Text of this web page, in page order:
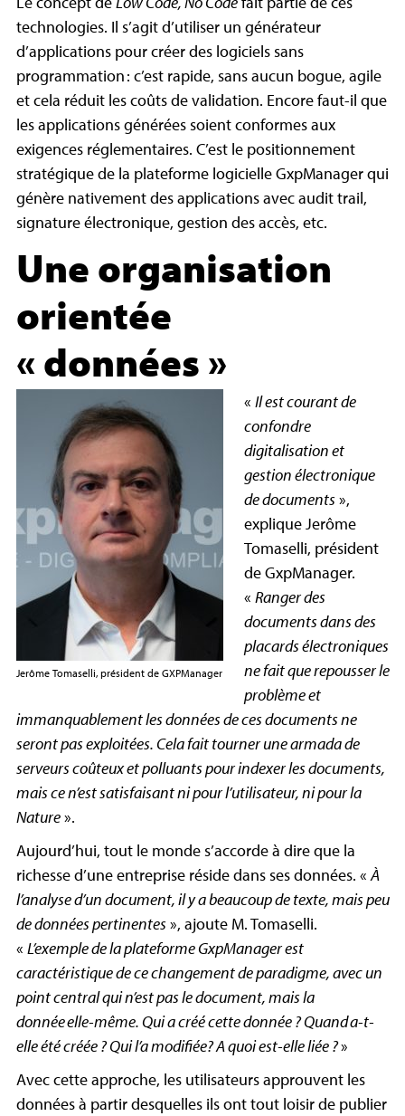
technologies. Il s’agit d’utiliser un générateur
d’applications pour créer des logiciels sans
programmation : c’est rapide, sans aucun bogue, agile
et cela réduit les coûts de validation. Encore faut-il que
les applications générées soient conformes aux
exigences réglementaires. C’est le positionnement
stratégique de la plateforme logicielleGxpManagerqui
génère nativement des applications avec audit trail,
signature électronique, gestion des accès, etc.
Une organisation
orientée
« données »
Jerôme Tomaselli, président de GXPManager
« Il est courant de
confondre
digitalisation et
gestion électronique
de documents»,
explique Jerôme
Tomaselli, président
deGxpManager.
« Ranger des
documents dans des
placards électroniques
ne fait que repousser le
problème et
immanquablement les données de ces documents ne
seront pas exploitées. Cela fait tourner une armada de
serveurs coûteux et polluants pour indexer les documents,
mais ce n’est satisfaisant ni pour l’utilisateur, ni pour la
Nature».
Aujourd’hui, tout le monde s’accorde à dire que la
richesse d’une entreprise réside dans ses données. «À
l’analyse d’un document, il y a beaucoup de texte, mais peu
de données pertinentes», ajoute M. Tomaselli.
« L’exemple de la plateforme GxpManager est
caractéristique de ce changement de paradigme, avec un
point central qui n’est pas le document, mais la
donnée elle-même. Qui a créé cette donnée ? Quand a-t-
elle été créée ? Qui l’a modifiée? A quoi est-elle liée ?»
Avec cette approche, les utilisateurs approuvent les
données à partir desquelles ils ont tout loisir de publier